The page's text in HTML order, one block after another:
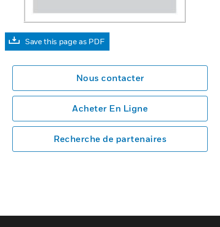
Save this page as PDF
Nous contacter
Acheter En Ligne
Recherche de partenaires